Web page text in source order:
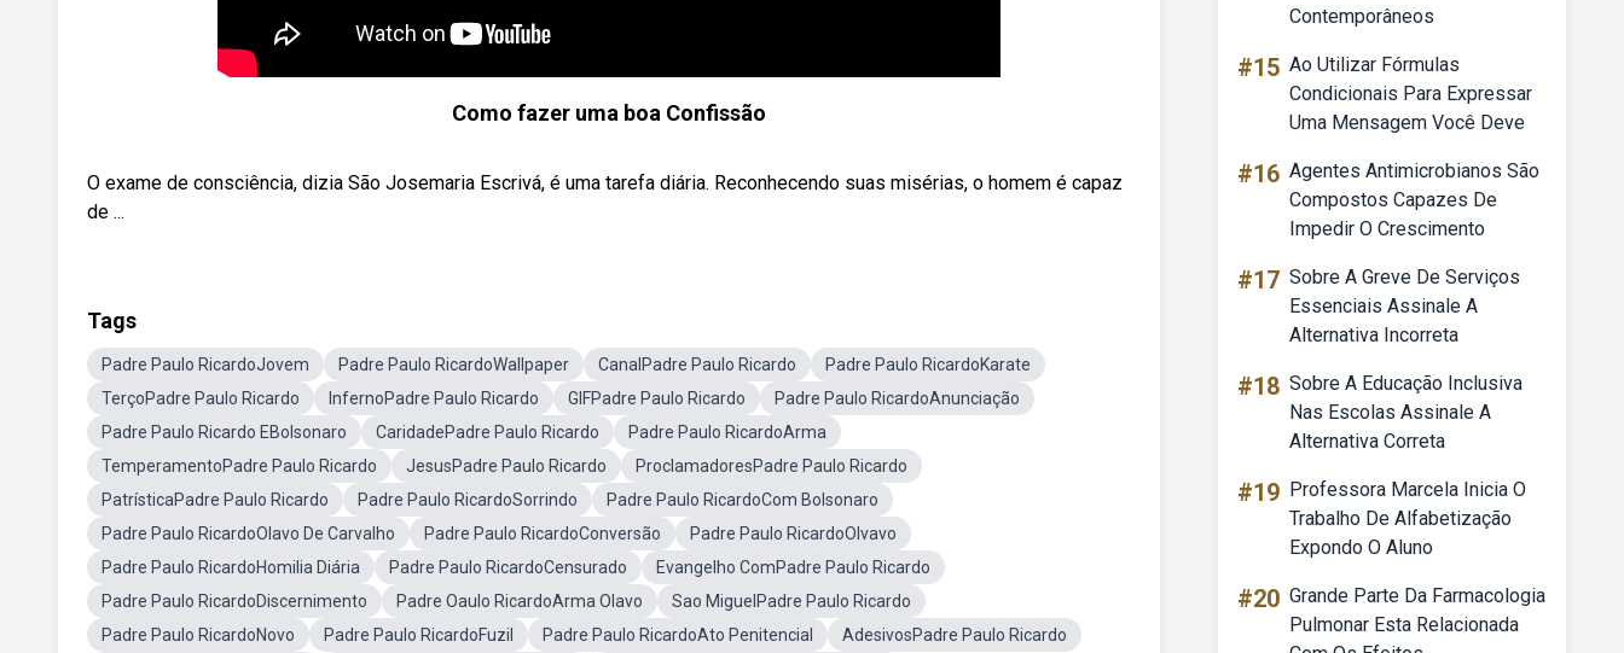
Como fazer uma boa Confissão
O exame de consciência, dizia São Josemaria Escrivá, é uma tarefa diária. Reconhecendo suas misérias, o homem é capaz
de ...
Tags
Padre Paulo RicardoJovem Padre Paulo RicardoWallpaper CanalPadre Paulo Ricardo
Padre Paulo RicardoKarate
TerçoPadre Paulo Ricardo
InfernoPadre Paulo Ricardo GIFPadre Paulo Ricardo
Padre Paulo RicardoAnunciação
Padre Paulo Ricardo EBolsonaro
CaridadePadre Paulo Ricardo
Padre Paulo RicardoArma
TemperamentoPadre Paulo Ricardo
JesusPadre Paulo Ricardo
ProclamadoresPadre Paulo Ricardo
PatrísticaPadre Paulo Ricardo
Padre Paulo RicardoSorrindo
Padre Paulo RicardoCom Bolsonaro
Padre Paulo RicardoOlavo De Carvalho
Padre Paulo RicardoConversão
Padre Paulo RicardoOlvavo
Padre Paulo RicardoHomilia Diária
Padre Paulo RicardoCensurado
Evangelho ComPadre Paulo Ricardo
Padre Paulo RicardoDiscernimento
Padre Oaulo RicardoArma Olavo
Sao MiguelPadre Paulo Ricardo
Padre Paulo RicardoNovo
Padre Paulo RicardoFuzil Padre Paulo RicardoAto Penitencial
AdesivosPadre Paulo Ricardo
Contemporâneos
#15 Ao Utilizar Fórmulas
Condicionais Para Expressar
Uma Mensagem Você Deve
#16 Agentes Antimicrobianos São
Compostos Capazes De
Impedir O Crescimento
#17 Sobre A Greve De Serviços
Essenciais Assinale A
Alternativa Incorreta
#18 Sobre A Educação Inclusiva
Nas Escolas Assinale A
Alternativa Correta
#19 Professora Marcela Inicia O
Trabalho De Alfabetização
Expondo O Aluno
#20 Grande Parte Da Farmacologia
Pulmonar Esta Relacionada